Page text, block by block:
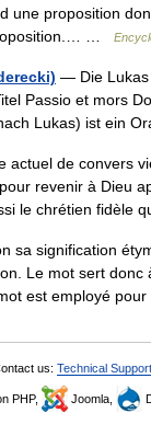
une proposition
…
— Die Lukas
Passio et mors
Lukas) ist ein
de convers
revenir à Dieu
le chrétien
sa signification
Le mot sert donc
est employé
us: Technical Support
PHP, Joomla,